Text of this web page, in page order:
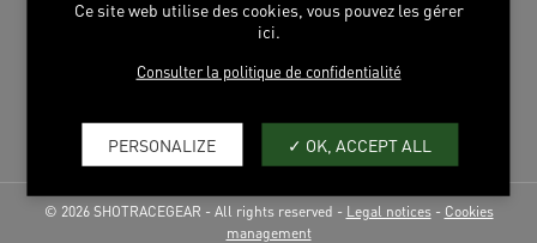
BIKE WORLD
FIND US
PRODUCT REGISTRATION
© 2026 SHOTRACEGEAR - All rights reserved - Legal notices- Cookies
management
Ce site web utilise des cookies, vous pouvez les gérer
ici.
Consulter la politique de confidentialité
PERSONALIZE OK, ACCEPT ALL